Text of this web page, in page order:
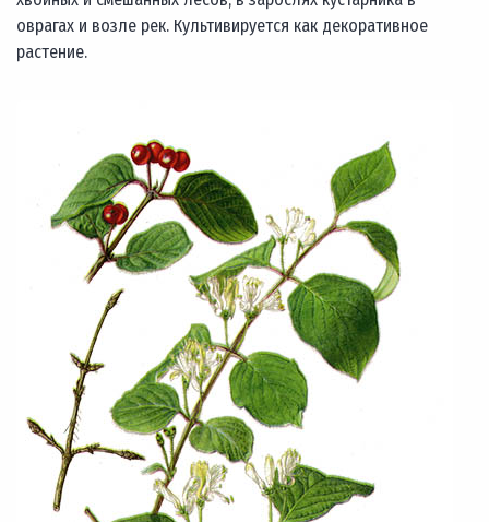
оврагах и возле рек. Культивируется как декоративное
растение.